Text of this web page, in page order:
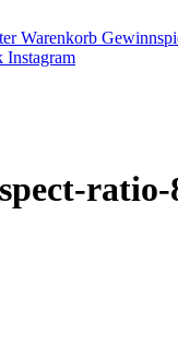
Warenkorb
Instagram